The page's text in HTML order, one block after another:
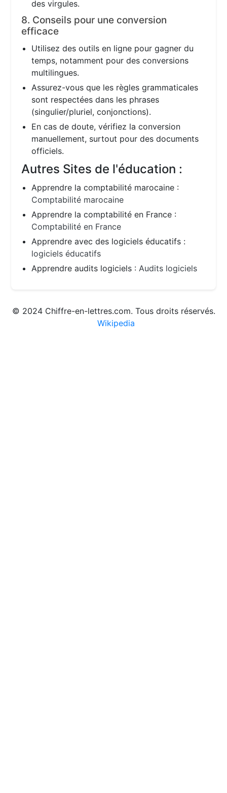
des virgules.
8. Conseils pour une conversion
efficace
Utilisez des outils en ligne pour gagner du
temps, notamment pour des conversions
multilingues.
Assurez-vous que les règles grammaticales
sont respectées dans les phrases
(singulier/pluriel, conjonctions).
En cas de doute, vérifiez la conversion
manuellement, surtout pour des documents
officiels.
Autres Sites de l'éducation :
Apprendre la comptabilité marocaine :
Comptabilité marocaine
Apprendre la comptabilité en France :
Comptabilité en France
Apprendre avec des logiciels éducatifs :
logiciels éducatifs
Apprendre audits logiciels :Audits logiciels
© 2024 Chiffre-en-lettres.com. Tous droits réservés.
Wikipedia